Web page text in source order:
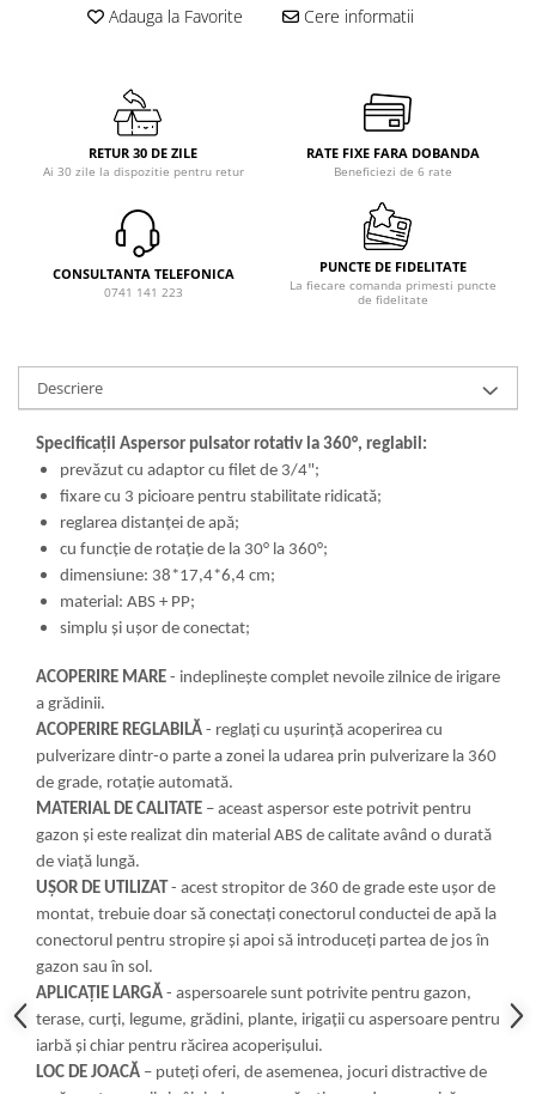
Adauga la Favorite Cere informatii
RETUR 30 DE ZILE
Ai 30 zile la dispozitie pentru retur
RATE FIXE FARA DOBANDA
Beneficiezi de 6 rate
CONSULTANTA TELEFONICA
0741 141 223
PUNCTE DE FIDELITATE
La fiecare comanda primesti puncte
de fidelitate
Descriere
Specificații Aspersor pulsator rotativ la 360°, reglabil:
prevăzut cu adaptor cu filet de 3/4";
fixare cu 3 picioare pentru stabilitate ridicată;
reglarea distanței de apă;
cu funcție de rotație de la 30° la 360°;
dimensiune: 38*17,4*6,4 cm;
material: ABS + PP;
simplu și ușor de conectat;
ACOPERIRE MARE - indeplinește complet nevoile zilnice de irigare
a grădinii.
ACOPERIRE REGLABILĂ - reglați cu ușurință acoperirea cu
pulverizare dintr-o parte a zonei la udarea prin pulverizare la 360
de grade, rotație automată.
MATERIAL DE CALITATE – aceast aspersor este potrivit pentru
gazon și este realizat din material ABS de calitate având o durată
de viață lungă.
UȘOR DE UTILIZAT - acest stropitor de 360 de grade este ușor de
montat, trebuie doar să conectați conectorul conductei de apă la
conectorul pentru stropire și apoi să introduceți partea de jos în
gazon sau în sol.
APLICAȚIE LARGĂ - aspersoarele sunt potrivite pentru gazon,
terase, curți, legume, grădini, plante, irigații cu aspersoare pentru
iarbă și chiar pentru răcirea acoperișului.
LOC DE JOACĂ – puteți oferi, de asemenea, jocuri distractive de